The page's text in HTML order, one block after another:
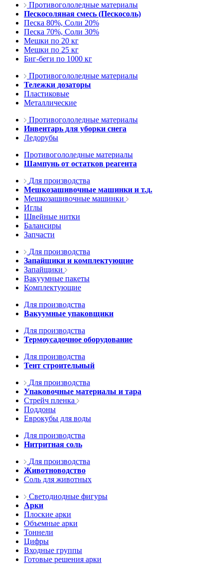
Противогололедные материалы
Пескосоляная смесь (Пескосоль)
Песка 80%, Соли 20%
Песка 70%, Соли 30%
Мешки по 20 кг
Мешки по 25 кг
Биг-беги по 1000 кг
Противогололедные материалы
Тележки дозаторы
Пластиковые
Металлические
Противогололедные материалы
Инвентарь для уборки снега
Ледорубы
Противогололедные материалы
Шампунь от остатков реагента
Для производства
Мешкозашивочные машинки и т.д.
Мешкозашивочные машинки
Иглы
Швейные нитки
Балансиры
Запчасти
Для производства
Запайщики и комплектующие
Запайщики
Вакуумные пакеты
Комплектующие
Для производства
Вакуумные упаковщики
Для производства
Термоусадочное оборудование
Для производства
Тент строительный
Для производства
Упаковочные материалы и тара
Стрейч пленка
Поддоны
Еврокубы для воды
Для производства
Нитритная соль
Для производства
Животноводство
Соль для животных
Светодиодные фигуры
Арки
Плоские арки
Объемные арки
Тоннели
Цифры
Входные группы
Готовые решения арки